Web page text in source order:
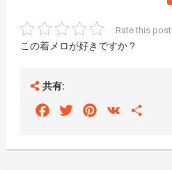
Rate this post
この着メロが好きですか？
共有:
FacebookTwitterPinterest
VK